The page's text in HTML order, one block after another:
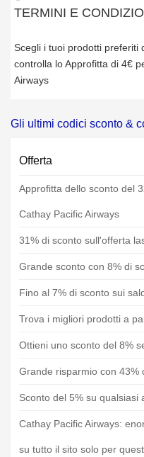
TERMINI E
Scegli i tuoi prodotti preferiti
controlla lo Approfitta di 4€
Airways
Gli ultimi codici sconto &
Offerta
Approfitta dello sconto del
Cathay Pacific Airways
31% di sconto sull'offerta
Grande sconto con 8% di
Fino al 7% di sconto sui
Trova i migliori prodotti a
Ottieni uno sconto del 8%
Grande risparmio con 43%
Sconto del 5% su qualsiasi
Cathay Pacific Airways:
su tutto il sito solo per